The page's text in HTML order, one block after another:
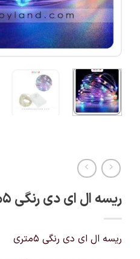
ریسه ال ای دی رنگی ۵متری
ریسه ال ای دی رنگی ۵متری